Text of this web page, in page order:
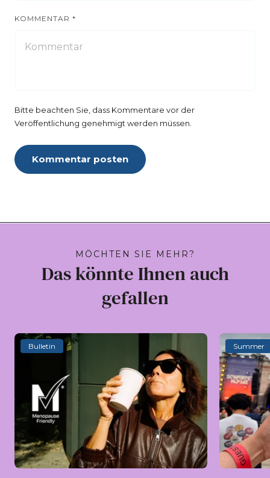
KOMMENTAR *
Bitte beachten Sie, dass Kommentare vor der
Veröffentlichung genehmigt werden müssen.
Kommentar posten
MÖCHTEN SIE MEHR?
Das könnte Ihnen auch
gefallen
Bulletin Summer